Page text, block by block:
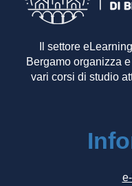
Il settore
Bergamo organizza
vari corsi di studio